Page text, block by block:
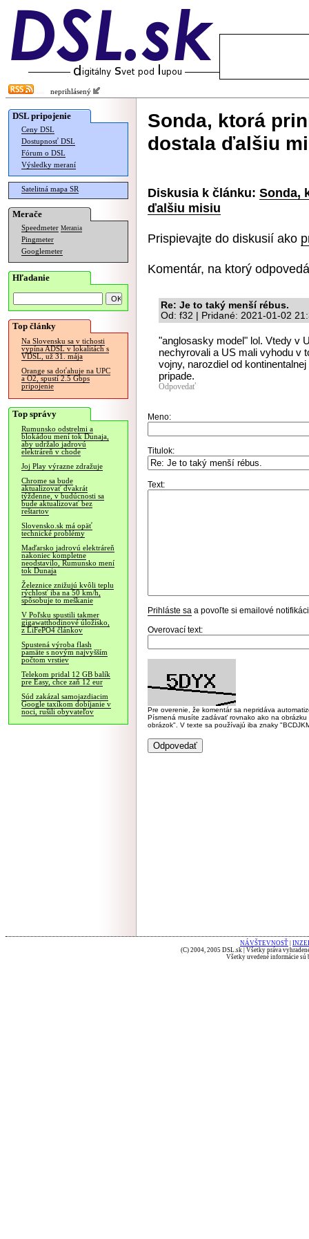
neprihlásený
DSL pripojenie
Ceny DSL
Dostupnosť DSL
Fórum o DSL
Výsledky meraní
Satelitná mapa SR
Merače
Speedmeter Merania
Pingmeter
Googlemeter
Hľadanie
Top články
Na Slovensku sa v tichosti
vypína ADSL v lokalitách s
VDSL, už 31. mája
Orange sa doťahuje na UPC
a O2, spustí 2.5 Gbps
pripojenie
Top správy
Rumunsko odstrelmi a
blokádou mení tok Dunaja,
aby udržalo jadrovú
elektráreň v chode
Joj Play výrazne zdražuje
Chrome sa bude
aktualizovať dvakrát
týždenne, v budúcnosti sa
bude aktualizovať bez
reštartov
Slovensko.sk má opäť
technické problémy
Maďarsko jadrovú elektráreň
nakoniec kompletne
neodstavilo, Rumunsko mení
tok Dunaja
Železnice znižujú kvôli teplu
rýchlosť iba na 50 km/h,
spôsobuje to meškanie
V Poľsku spustili takmer
gigawatthodinové úložisko,
z LiFePO4 článkov
Spustená výroba flash
pamäte s novým najvyšším
počtom vrstiev
Telekom pridal 12 GB balík
pre Easy, chce zaň 12 eur
Súd zakázal samojazdiacim
Google taxíkom dobíjanie v
noci, rušili obyvateľov
Sonda, ktorá
dostala ďalšiu
Diskusia k článku: Sonda,
ďalšiu misiu
Prispievajte do diskusií ako
Komentár, na ktorý
Re: Je to taký menší rébus.
Od: f32 | Pridané: 2021-01-02
"anglosasky model" lol. Vtedy v
nechyrovali a US mali vyhodu v
vojny, narozdiel od
pripade.
Odpovedať
Meno:
Titulok:
Text:
Prihláste sa a povoľte si emailové
Overovací text:
Pre overenie, že komentár sa nepridáva
Písmená musíte zadávať rovnako ako na
obrázok". V texte sa používajú iba znaky
NÁVŠTEVNOSŤ
(C) 2004, 2005 DSL.sk | Všetky práva
Všetky uvedené informácie sú